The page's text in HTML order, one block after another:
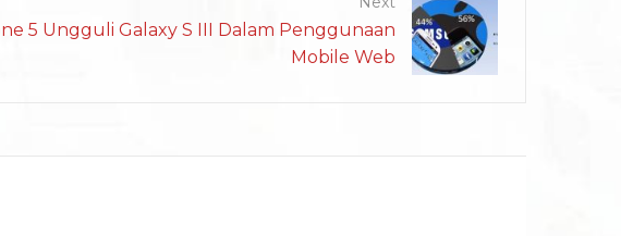
5 Ungguli Galaxy S III Dalam Penggunaan
Mobile Web